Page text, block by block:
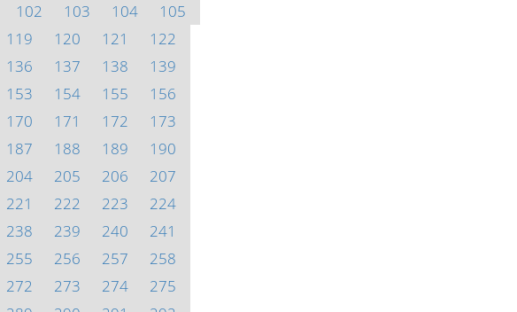
102 103 104
105
119 120 121
122
136 137 138
139
153 154 155
156
170 171 172
173
187 188 189
190
204 205 206
207
221 222 223
224
238 239 240
241
255 256 257
258
272 273 274
275